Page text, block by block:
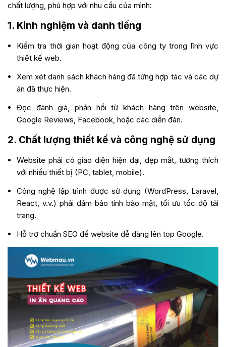
chất lượng, phù hợp với nhu cầu của mình:
1. Kinh nghiệm và danh tiếng
Kiểm tra thời gian hoạt động của công ty trong lĩnh vực
thiết kế web.
Xem xét danh sách khách hàng đã từng hợp tác và các dự
án đã thực hiện.
Đọc đánh giá, phản hồi từ khách hàng trên website,
Google Reviews, Facebook, hoặc các diễn đàn.
2. Chất lượng thiết kế và công nghệ sử dụng
Website phải có giao diện hiện đại, đẹp mắt, tương thích
với nhiều thiết bị (PC, tablet, mobile).
Công nghệ lập trình được sử dụng (WordPress, Laravel,
React, v.v.) phải đảm bảo tính bảo mật, tối ưu tốc độ tải
trang.
Hỗ trợ chuẩn SEO để website dễ dàng lên top Google.